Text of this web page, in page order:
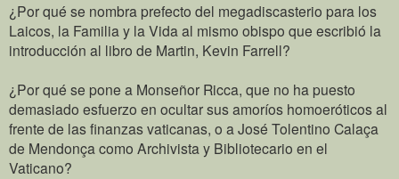
¿Por qué se nombra prefecto del megadiscasterio para los
Laicos, la Familia y la Vida al mismo obispo que escribió la
introducción al libro de Martin, Kevin Farrell?
¿Por qué se pone a Monseñor Ricca, que no ha puesto
demasiado esfuerzo en ocultar sus amoríos homoeróticos al
frente de las finanzas vaticanas, o a José Tolentino Calaça
de Mendonça como Archivista y Bibliotecario en el
Vaticano?